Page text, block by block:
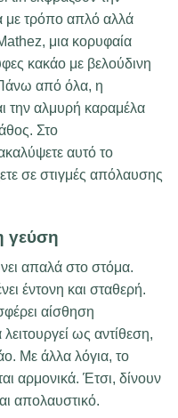
με τρόπο απλό αλλά
μια κορυφαία
κακάο με βελούδινη
από όλα, η
την αλμυρή καραμέλα
Στο
αυτό το
σε στιγμές απόλαυσης
γεύση
απαλά στο στόμα.
έντονη και σταθερή.
αίσθηση
ως αντίθεση,
Με άλλα λόγια, το
αρμονικά. Έτσι, δίνουν
απολαυστικό.